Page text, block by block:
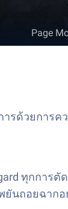
Page
รด้วยการค
ทุกการ
นถอยฉาก